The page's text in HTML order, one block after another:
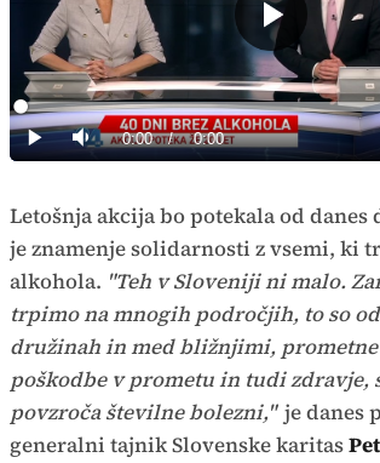
Predvajaj
Tiho Current
0:00 / Duration
0:00
Loaded:
0%
Letošnja akcija bo potekala od danes
je znamenje solidarnosti z vsemi, ki
alkohola. "Teh v Sloveniji ni malo.
trpimo na mnogih področjih, to so
družinah in med bližnjimi, prometne
poškodbe v prometu in tudi zdravje,
povzroča številne bolezni," je danes
generalni tajnik Slovenske karitas